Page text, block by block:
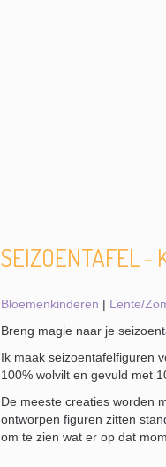
SEIZOENTAFEL -
Bloemenkinderen Lente/
Breng magie naar je
Ik maak seizoentafelfiguren
100% wolvilt en gevuld met
De meeste creaties worden
ontworpen figuren zitten
om te zien wat er op dat